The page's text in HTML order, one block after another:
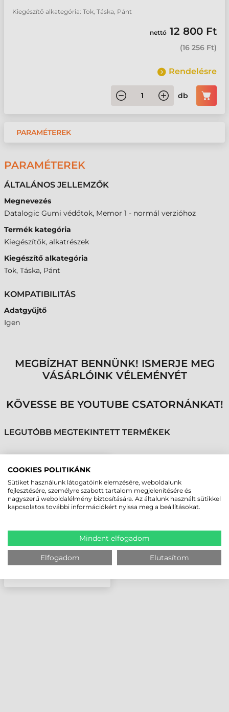
Kiegészítő alkategória: Tok, Táska, Pánt
nettó 12 800 Ft
(16 256 Ft)
Rendelésre
db
PARAMÉTEREK
PARAMÉTEREK
ÁLTALÁNOS JELLEMZŐK
Megnevezés
Datalogic Gumi védőtok, Memor 1 - normál verzióhoz
Termék kategória
Kiegészítők, alkatrészek
Kiegészítő alkategória
Tok, Táska, Pánt
KOMPATIBILITÁS
Adatgyűjtő
Igen
MEGBÍZHAT BENNÜNK! ISMERJE MEG
VÁSÁRLÓINK VÉLEMÉNYÉT
KÖVESSE BE YOUTUBE CSATORNÁNKAT!
LEGUTÓBB MEGTEKINTETT TERMÉKEK
DATALOGIC GUMI
NORMÁL VERZIÓHOZ
COOKIES POLITIKÁNK
Sütiket használunk látogatóink elemzésére, weboldalunk
fejlesztésére, személyre szabott tartalom megjelenítésére és
nagyszerű weboldalélmény biztosítására. Az általunk használt sütikkel
kapcsolatos további információkért nyissa meg a beállításokat.
Mindent elfogadom
Elfogadom Elutasítom